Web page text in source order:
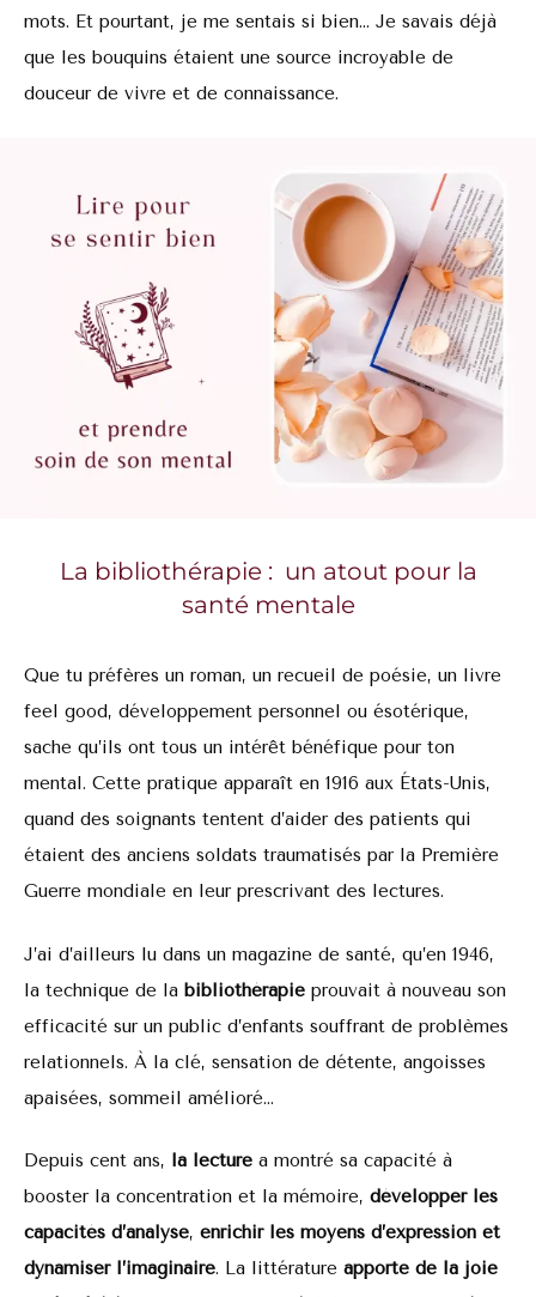
mots. Et pourtant, je me sentais si bien… Je savais déjà
que les bouquins étaient une source incroyable de
douceur de vivre et de connaissance.
La bibliothérapie : un atout pour la
santé mentale
Que tu préfères un roman, un recueil de poésie, un livre
feel good, développement personnel ou ésotérique,
sache qu’ils ont tous un intérêt bénéfique pour ton
mental. Cette pratique apparaît en 1916 aux États-Unis,
quand des soignants tentent d’aider des patients qui
étaient des anciens soldats traumatisés par la Première
Guerre mondiale en leur prescrivant des lectures.
J’ai d’ailleurs lu dans un magazine de santé, qu’en 1946,
la technique de la bibliothérapie prouvait à nouveau son
efficacité sur un public d’enfants souffrant de problèmes
relationnels. À la clé, sensation de détente, angoisses
apaisées, sommeil amélioré…
Depuis cent ans, la lecture a montré sa capacité à
booster la concentration et la mémoire, développer les
capacités d’analyse, enrichir les moyens d’expression et
dynamiser l’imaginaire. La littérature apporte de la joie